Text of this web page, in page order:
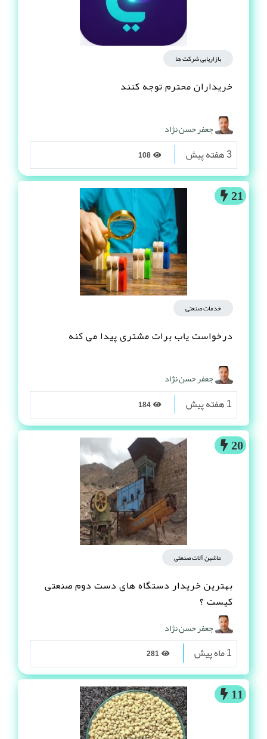
بازاریابی شرکت ها
خریداران محترم توجه کنند
جعفر حسن نژاد
3 هفته پیش
21
خدمات صنعتی
درخواست یاب برات مشتری پیدا می کنه
جعفر حسن نژاد
1 هفته پیش
20
ماشین آلات صنعتی
بهترین خریدار دستگاه های دست دوم صنعتی
کیست ؟
جعفر حسن نژاد
1 ماه پیش
11